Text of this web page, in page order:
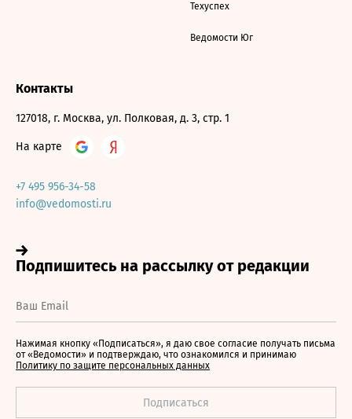
Техуспех
Ведомости Юг
Контакты
127018, г. Москва, ул. Полковая, д. 3, стр. 1
На карте
+7 495 956-34-58
info@vedomosti.ru
Нажимая кнопку «Подписаться», я даю свое согласие получать письма
от «Ведомости» и подтверждаю, что ознакомился и принимаю
Политику по защите персональных данных